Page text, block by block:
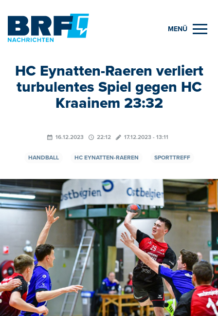
MENÜ
HC Eynatten-Raeren verliert
turbulentes Spiel gegen HC
Kraainem 23:32
16.12.2023 22:12 17.12.2023 - 13:11
HANDBALL HC EYNATTEN-RAEREN SPORTTREFF